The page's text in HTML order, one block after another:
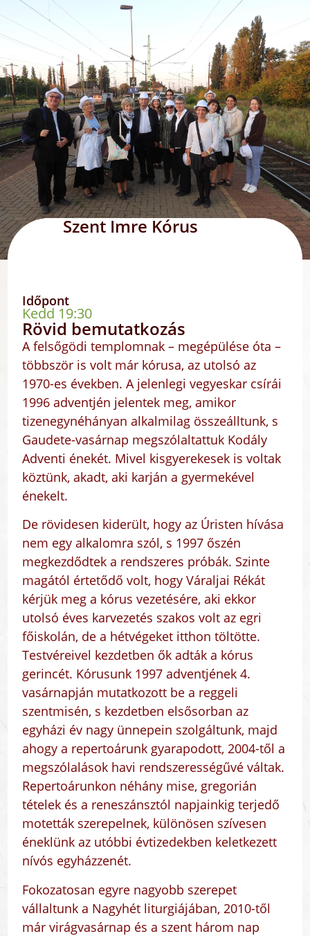
Szent Imre Kórus
Időpont
Kedd 19:30
Rövid bemutatkozás
A felsőgödi templomnak – megépülése óta –
többször is volt már kórusa, az utolsó az
1970-es években. A jelenlegi vegyeskar csírái
1996 adventjén jelentek meg, amikor
tizenegynéhányan alkalmilag összeálltunk, s
Gaudete-vasárnap megszólaltattuk Kodály
Adventi énekét. Mivel kisgyerekesek is voltak
köztünk, akadt, aki karján a gyermekével
énekelt.
De rövidesen kiderült, hogy az Úristen hívása
nem egy alkalomra szól, s 1997 őszén
megkezdődtek a rendszeres próbák. Szinte
magától értetődő volt, hogy Váraljai Rékát
kérjük meg a kórus vezetésére, aki ekkor
utolsó éves karvezetés szakos volt az egri
főiskolán, de a hétvégeket itthon töltötte.
Testvéreivel kezdetben ők adták a kórus
gerincét. Kórusunk 1997 adventjének 4.
vasárnapján mutatkozott be a reggeli
szentmisén, s kezdetben elsősorban az
egyházi év nagy ünnepein szolgáltunk, majd
ahogy a repertoárunk gyarapodott, 2004-től a
megszólalások havi rendszerességűvé váltak.
Repertoárunkon néhány mise, gregorián
tételek és a reneszánsztól napjainkig terjedő
motetták szerepelnek, különösen szívesen
éneklünk az utóbbi évtizedekben keletkezett
nívós egyházzenét.
Fokozatosan egyre nagyobb szerepet
vállaltunk a Nagyhét liturgiájában, 2010-től
már virágvasárnap és a szent három nap